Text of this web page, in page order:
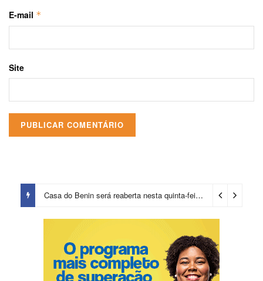
E-mail *
Site
Casa do Benin será reaberta nesta quinta-feira (6) 2 dias ago